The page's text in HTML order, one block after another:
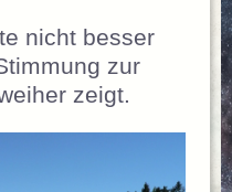
nicht besser
zur
zeigt.